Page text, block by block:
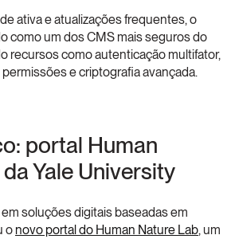
ativa e atualizações frequentes, o
como um dos CMS mais seguros do
recursos como autenticação multifator,
e criptografia avançada.
portal Human
Yale University
soluções digitais baseadas em
o novo portal do Human Nature Lab, um